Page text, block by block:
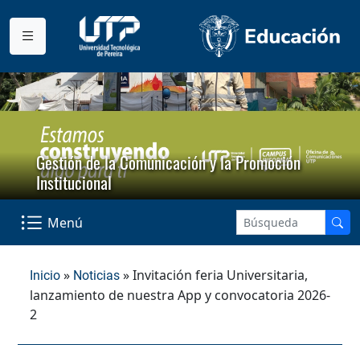
Gestión de la Comunicación y la Promoción
Institucional
Menú
Inicio » Noticias » Invitación feria Universitaria,
lanzamiento de nuestra App y convocatoria 2026-
2